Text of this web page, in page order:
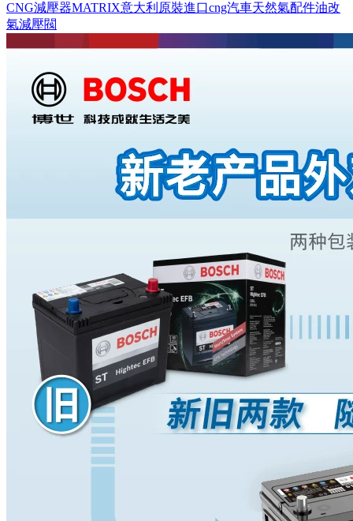
CNG減壓器MATRIX意大利原裝進口cng汽車天然氣配件油改
氣減壓閥